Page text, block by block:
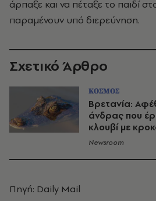
άρπαξε και να πέταξε το παιδί
παραμένουν υπό διερεύνηση.
Σχετικό Άρθρο
ΚΟΣΜΟΣ
Βρετανία:
άνδρας που
κλουβί με
Newsroom
Πηγή: Daily Mail